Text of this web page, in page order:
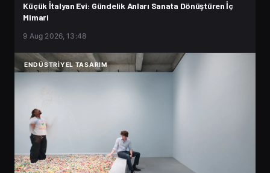
Küçük İtalyan Evi: Gündelik Anları Sanata Dönüştüren İç
Mimari
9 Aug 2026, 13:48
ENDÜSTRIYEL TASARIM